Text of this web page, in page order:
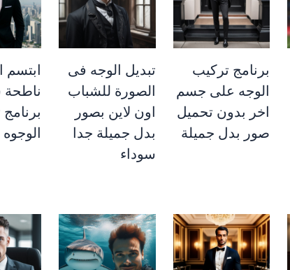
برنامج تركيب
الوجه على جسم
اخر بدون تحميل
صور بدل جميلة
تبديل الوجه فى
الصورة للشباب
اون لاين بصور
بدل جميلة جدا
سوداء
ابتسم
برنامج